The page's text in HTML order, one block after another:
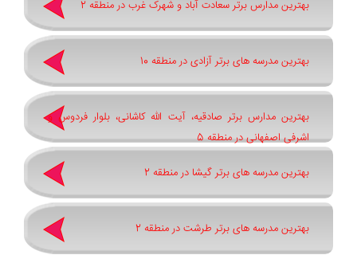
بهترین مدارس برتر سعادت آباد و شهرک غرب در منطقه 2
بهترین مدرسه های برتر آزادی در منطقه 10
بهترین مدارس برتر صادقیه، آیت الله کاشانی، بلوار فردوس و
اشرفی اصفهانی در منطقه 5
بهترین مدرسه های برتر گیشا در منطقه 2
بهترین مدرسه های برتر طرشت در منطقه 2